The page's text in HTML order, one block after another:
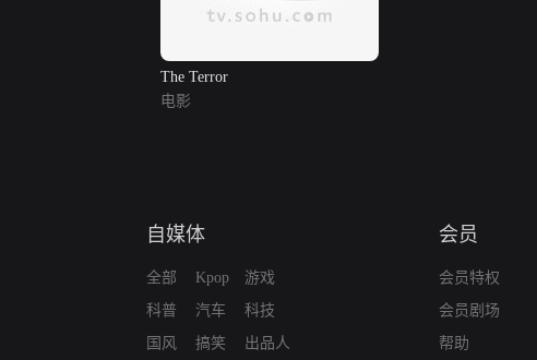
The Terror
电影
自媒体
全部
科普
国风
Kpop
汽车
搞笑
游戏
科技
出品人
会员
会员特权
会员剧场
帮助